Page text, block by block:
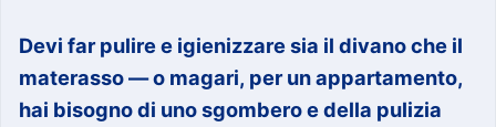
Devi far pulire e igienizzare sia il divano che il
materasso — o magari, per un appartamento,
hai bisogno di uno sgombero e della pulizia